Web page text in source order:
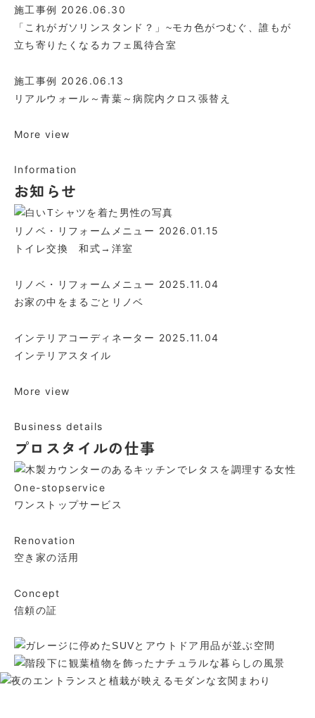
施工事例 2026.06.30
「これがガソリンスタンド？」~モカ色がつむぐ、誰もが
立ち寄りたくなるカフェ風待合室
施工事例 2026.06.13
リアルウォール～青葉～病院内クロス張替え
More view
Information
お知らせ
リノベ・リフォームメニュー 2026.01.15
トイレ交換 和式→洋室
リノベ・リフォームメニュー 2025.11.04
お家の中をまるごとリノベ
インテリアコーディネーター 2025.11.04
インテリアスタイル
More view
Business details
プロスタイルの仕事
One-stopservice
ワンストップサービス
Renovation
空き家の活用
Concept
信頼の証